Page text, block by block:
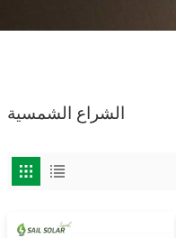
الشراع الشمسية